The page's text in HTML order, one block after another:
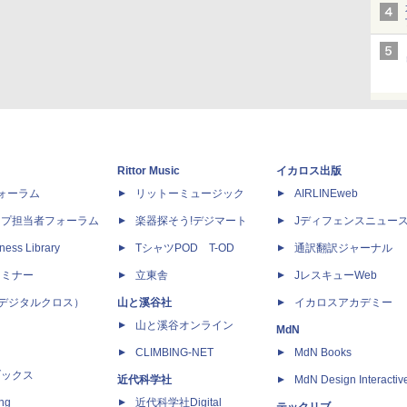
ーラム
担当者フォーラム
Library
ナー
ジタルクロス）
クス
Rittor Music
リットーミュージック
楽器探そう!デジマート
TシャツPOD T-OD
立東舎
山と溪谷社
山と溪谷オンライン
CLIMBING-NET
近代科学社
近代科学社Digital
イカロス出版
AIRLINEweb
Jディフェンスニュー
通訳翻訳ジャーナル
JレスキューWeb
イカロスアカデミー
MdN
MdN Books
MdN Design